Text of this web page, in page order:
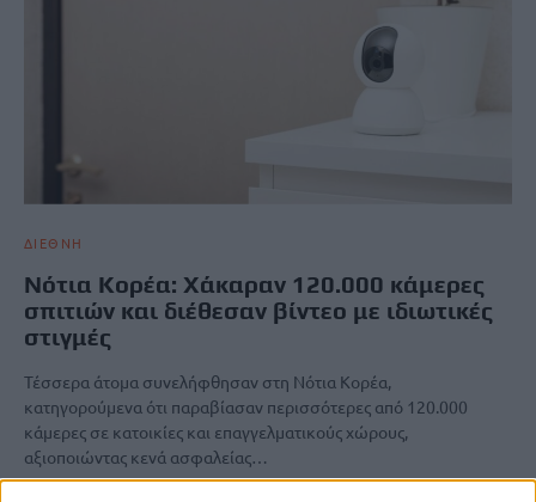
ΔΙΕΘΝΗ
Νότια Κορέα: Χάκαραν 120.000 κάμερες
σπιτιών και διέθεσαν βίντεο με ιδιωτικές
στιγμές
Τέσσερα άτομα συνελήφθησαν στη Νότια Κορέα,
κατηγορούμενα ότι παραβίασαν περισσότερες από 120.000
κάμερες σε κατοικίες και επαγγελματικούς χώρους,
αξιοποιώντας κενά ασφαλείας…
Newsroom